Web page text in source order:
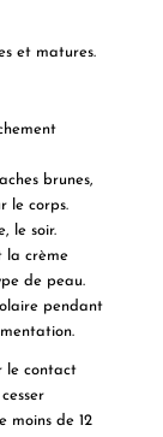
et matures.
brunes,
le corps.
le soir.
la crème
de peau.
pendant
le contact
moins de 12